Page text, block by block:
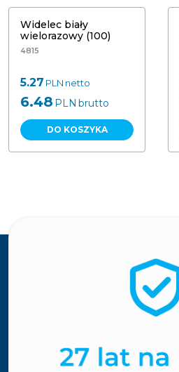
Widelec biały
wielorazowy (100)
4815
5.27 PLN netto
6.48 PLN brutto
DO KOSZYKA